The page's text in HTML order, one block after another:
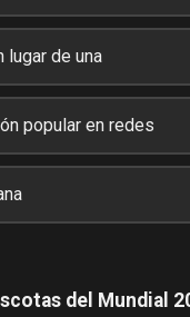
lugar de una
popular en redes
del Mundial